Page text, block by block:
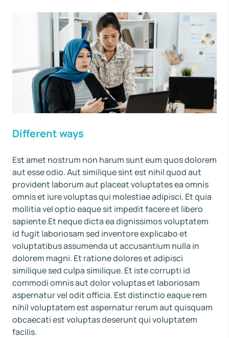
Different ways
Est amet nostrum non harum sunt eum quos dolorem
aut esse odio. Aut similique sint est nihil quod aut
provident laborum aut placeat voluptates ea omnis
omnis et iure voluptas qui molestiae adipisci. Et quia
mollitia vel optio eaque sit impedit facere et libero
sapiente.Et neque dicta ea dignissimos voluptatem
id fugit laboriosam sed inventore explicabo et
voluptatibus assumenda ut accusantium nulla in
dolorem magni. Et ratione dolores et adipisci
similique sed culpa similique. Et iste corrupti id
commodi omnis aut dolor voluptas et laboriosam
aspernatur vel odit officia. Est distinctio eaque rem
nihil voluptatem est aspernatur rerum aut quisquam
obcaecati est voluptas deserunt qui voluptatem
facilis.